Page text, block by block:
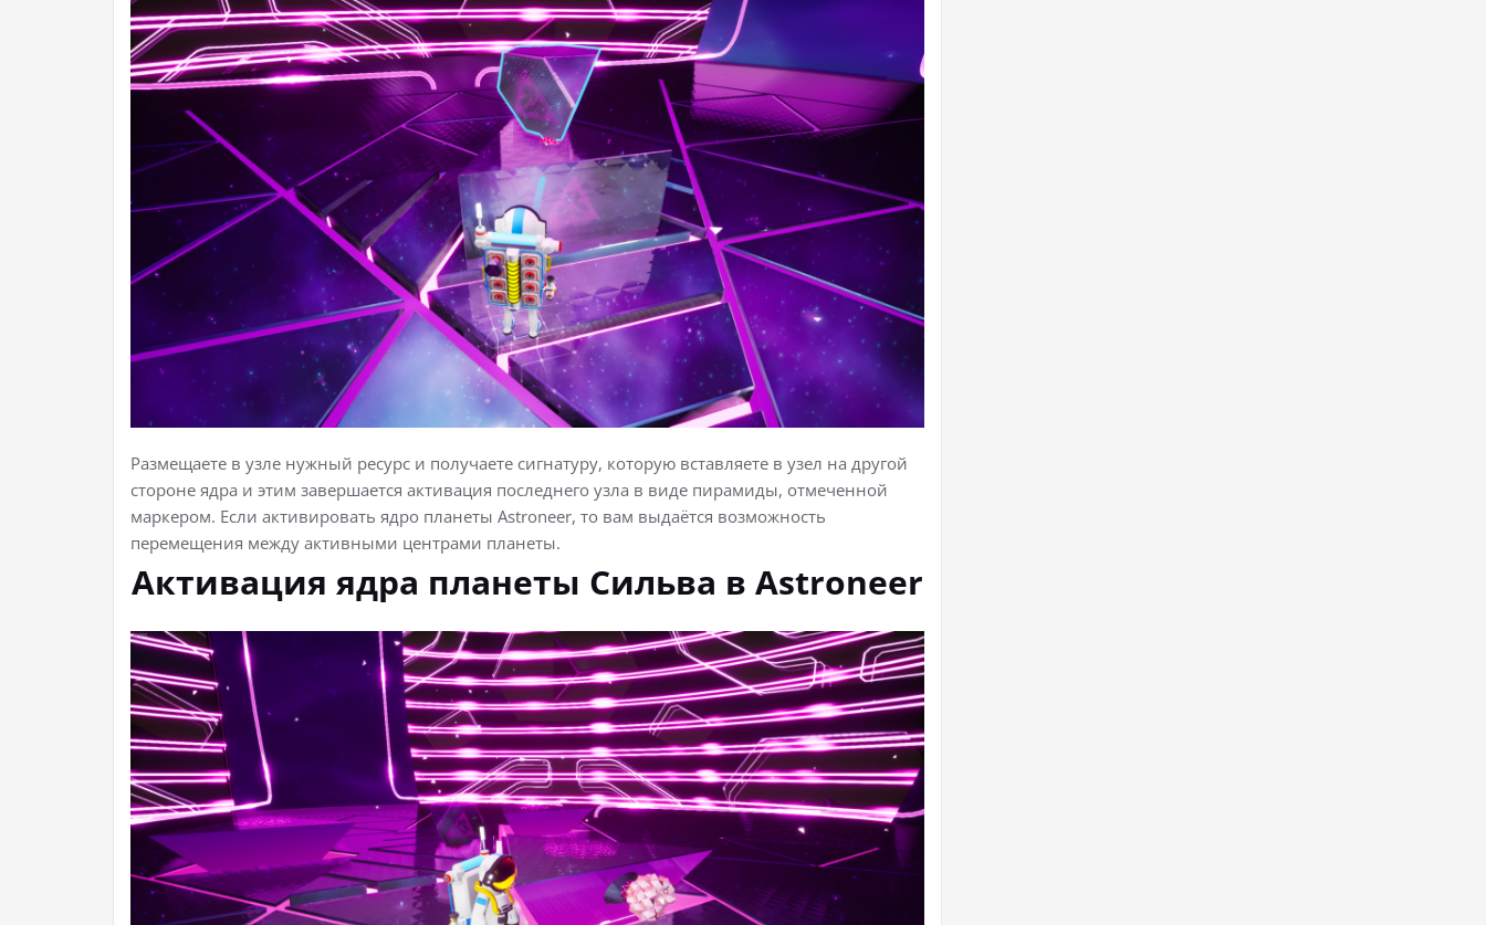
Размещаете в узле нужный ресурс и получаете сигнатуру, которую вставляете в узел на другой
стороне ядра и этим завершается активация последнего узла в виде пирамиды, отмеченной
маркером. Если активировать ядро планеты Astroneer, то вам выдаётся возможность
перемещения между активными центрами планеты.
Активация ядра планеты Сильва в Astroneer